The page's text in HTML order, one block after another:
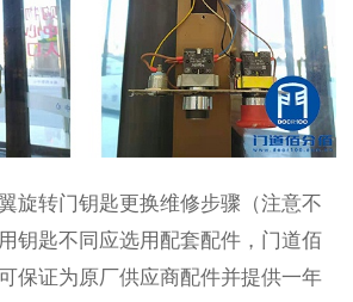
旋转门钥匙更换维修步骤（注意不
钥匙不同应选用配套配件，门道佰
保证为原厂供应商配件并提供一年